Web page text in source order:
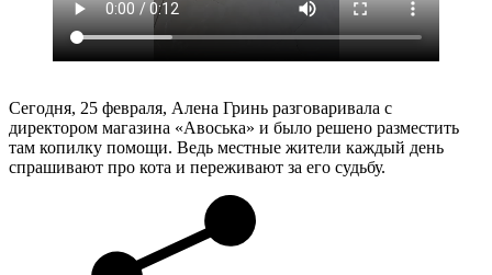
Сегодня, 25 февраля, Алена Гринь разговаривала с
директором магазина «Авоська» и было решено разместить
там копилку помощи. Ведь местные жители каждый день
спрашивают про кота и переживают за его судьбу.